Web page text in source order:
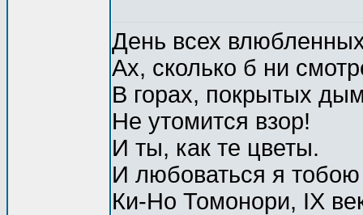
День всех
Ах, сколько б ни
В гоpах, покpытых
Hе yтомится взоp!
И ты, как те цветы.
И любоваться я
Ки-Hо Томоноpи, IX